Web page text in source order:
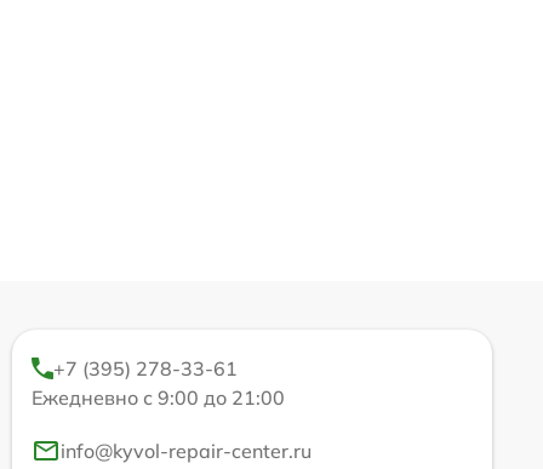
+7 (395) 278-33-61
Ежедневно с 9:00 до 21:00
info@kyvol-repair-center.ru